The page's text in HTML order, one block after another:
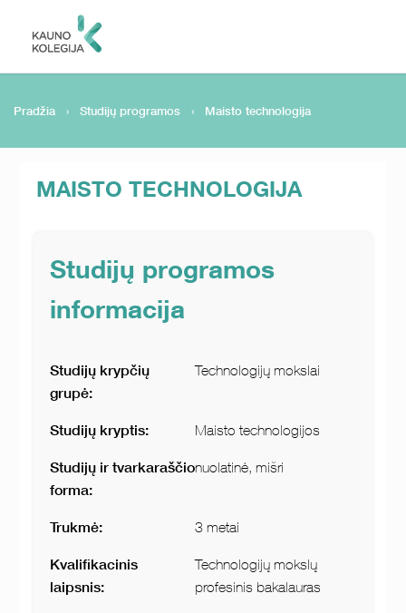
Pradžia › Studijų programos › Maisto technologija
MAISTO TECHNOLOGIJA
Studijų programos
informacija
Studijų krypčių
grupė:
Technologijų mokslai
Studijų kryptis: Maisto technologijos
Studijų ir tvarkaraščio
forma:
nuolatinė, mišri
Trukmė: 3 metai
Kvalifikacinis
laipsnis:
Technologijų mokslų
profesinis bakalauras